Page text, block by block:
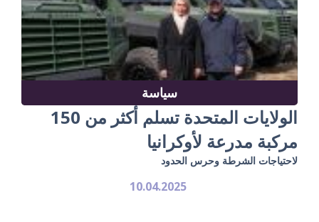
سياسة
الولايات المتحدة تسلم أكثر من 150
مركبة مدرعة لأوكرانيا
لاحتياجات الشرطة وحرس الحدود
10.04.2025